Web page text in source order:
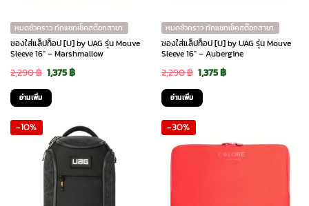
หมดชั่วคราว ทักแชทเช็คสต๊อกสาขา
ซองใส่แล็ปท็อป [U] by UAG รุ่น Mouve
Sleeve 16″ – Marshmallow
2,290฿ Original
price
was:
2,290 ฿.
1,375฿Current
1,375 ฿.
อ่านเพิ่ม
หมดชั่วคราว ทักแชทเช็คสต๊อกสาขา
ซองใส่แล็ปท็อป [U] by UAG รุ่น Mouve
Sleeve 16″ – Aubergine
2,290฿ Original
price
was:
1,375฿Current
อ่านเพิ่ม
-10% -30%